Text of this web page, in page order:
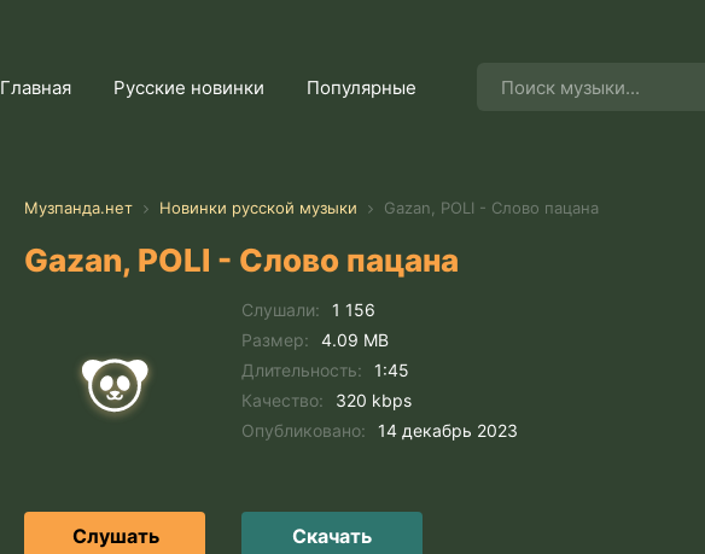
Главная Русские новинки Популярные
Музпанда.нет Новинки русской музыки Gazan, POLI - Слово пацана
Gazan, POLI - Слово пацана
Слушали:
1 156
Размер:
4.09 MB
Длительность:
1:45
Качество:
320 kbps
Опубликовано:
14 декабрь 2023
Слушать Скачать